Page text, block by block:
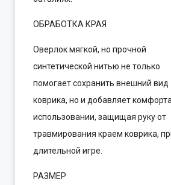
ОБРАБОТКА КРАЯ
Оверлок мягкой, но прочной
синтетической нитью не только
помогает сохранить внешний вид
коврика, но и добавляет
использовании, защищая руку от
травмирования краем коврика,
длительной игре.
РАЗМЕР